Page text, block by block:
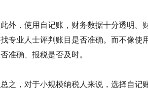
此外，使用自记账，财务数据十分透明。
找专业人士评判账目是否准确。而不像使
否准确、报税是否及时。
总之，对于小规模纳税人来说，选择自记